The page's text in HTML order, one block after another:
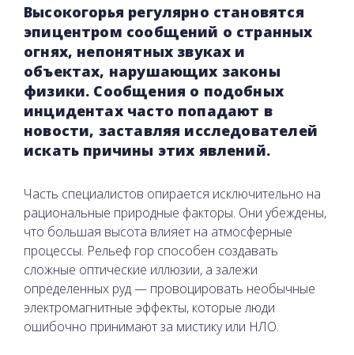
Высокогорья регулярно становятся
эпицентром сообщений о странных
огнях, непонятных звуках и
объектах, нарушающих законы
физики. Сообщения о подобных
инцидентах часто попадают в
новости, заставляя исследователей
искать причины этих явлений.
Часть специалистов опирается исключительно на
рациональные природные факторы. Они убеждены,
что большая высота влияет на атмосферные
процессы. Рельеф гор способен создавать
сложные оптические иллюзии, а залежи
определенных руд — провоцировать необычные
электромагнитные эффекты, которые люди
ошибочно принимают за мистику или НЛО.